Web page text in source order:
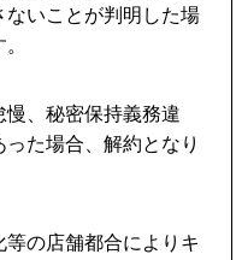
いことが判明した場
慢、秘密保持義務違
た場合、解約となり
の店舗都合によりキ